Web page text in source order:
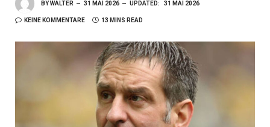
BYWALTER 31 MAI 2026 UPDATED: 31 MAI 2026
KEINE KOMMENTARE 13 MINS READ